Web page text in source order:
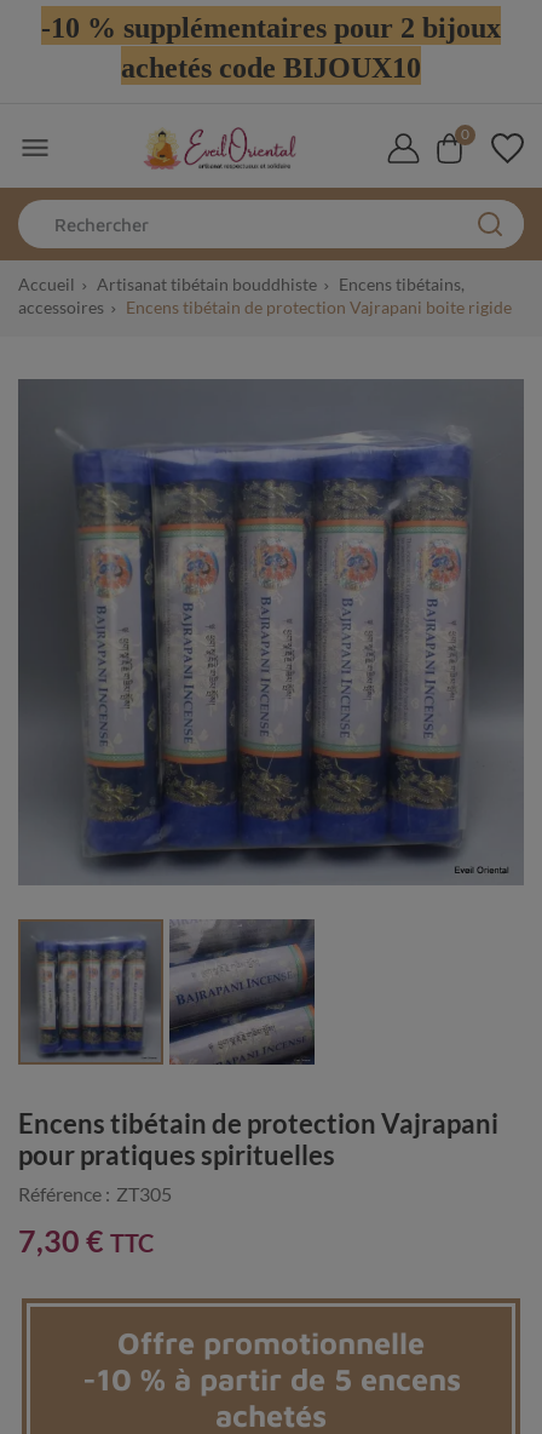
-10 % supplémentaires pour 2 bijoux
achetés code BIJOUX10
 0
Accueil Artisanat tibétain bouddhiste
Encens tibétains,
accessoires
Encens tibétain de protection Vajrapani boite rigide
Vendu
Encens tibétain de protection Vajrapani
pour pratiques spirituelles
Référence : ZT305
7,30 € TTC
Offre promotionnelle
-10 % à partir de 5 encens
achetés